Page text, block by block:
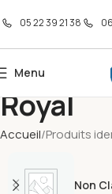
05 22 39 21 38
Menu
Royal
Accueil Produits
Non